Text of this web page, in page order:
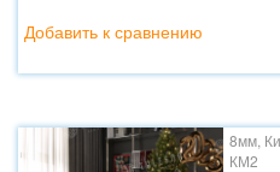
Добавить к сравнению
8мм,
КМ2